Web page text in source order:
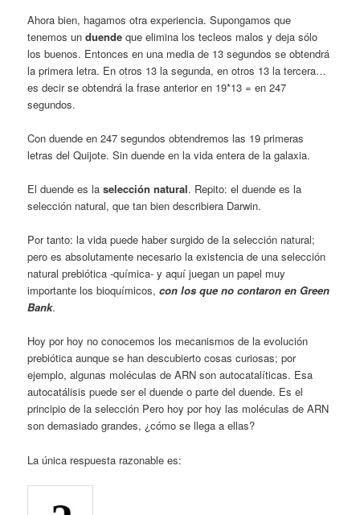
Ahora bien, hagamos otra experiencia. Supongamos que
tenemos unduendeque elimina los tecleos malos y deja sólo
los bue­nos. Entonces en una media de 13 segundos se obtendrá
la primera letra. En otros 13 la segunda, en otros 13 la tercera…
es decir se ob­tendrá la frase anterior en 19*13 = en 247
segundos.
Con duende en 247 segundos obtendremos las 19 primeras
letras del Quijote. Sin duende en la vida entera de la galaxia.
El duende es laselección natural. Repito: el duende es la
selección natural, que tan bien describiera Darwin.
Por tanto: la vida puede haber surgido de la selección natural;
pero es absolutamente ne­cesario la existencia de una selección
natu­ral prebiótica -química- y aquí juegan un pa­pel muy
importante los bioquímicos,con los que no contaron en Green
Bank.
Hoy por hoy no conocemos los mecanis­mos de la evolución
prebiótica aunque se han descubierto cosas curiosas; por
ejemplo, algu­nas moléculas de ARN son autocatalíticas. Esa
autocatálisis puede ser el duende o parte del duende. Es el
principio de la selección Pero hoy por hoy las moléculas de ARN
son demasiado grandes, ¿cómo se llega a ellas?
La única respuesta razonable es: